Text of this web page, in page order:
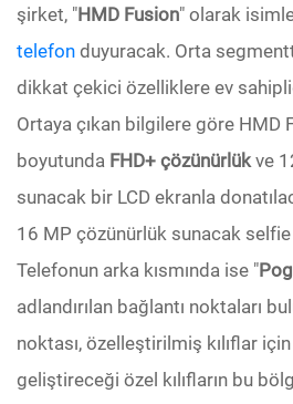
şirket, "HMD Fusion" olarak
telefon duyuracak. Orta
dikkat çekici özelliklere ev
Ortaya çıkan bilgilere göre HMD
boyutunda FHD+ çözünürlükve
sunacak bir LCD ekranla
16 MP çözünürlük sunacak
Telefonun arka kısmında ise "
adlandırılan bağlantı noktaları
noktası, özelleştirilmiş kılıflar
geliştireceği özel kılıfların bu